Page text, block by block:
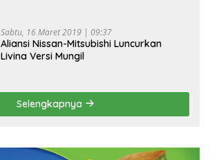
Sabtu, 16 Maret 2019 | 09:37
Aliansi Nissan-Mitsubishi Luncurkan
Livina Versi Mungil
Selengkapnya